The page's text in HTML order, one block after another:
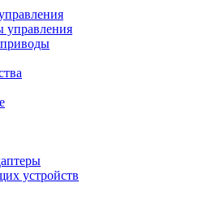
управления
устройств